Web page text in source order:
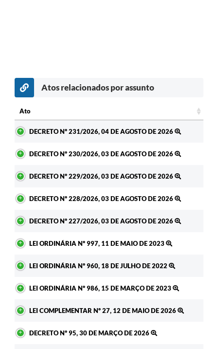
Atos relacionados por assunto
Ato
DECRETO Nº 231/2026, 04 DE AGOSTO DE 2026
DECRETO Nº 230/2026, 03 DE AGOSTO DE 2026
DECRETO Nº 229/2026, 03 DE AGOSTO DE 2026
DECRETO Nº 228/2026, 03 DE AGOSTO DE 2026
DECRETO Nº 227/2026, 03 DE AGOSTO DE 2026
LEI ORDINÁRIA Nº 997, 11 DE MAIO DE 2023
LEI ORDINÁRIA Nº 960, 18 DE JULHO DE 2022
LEI ORDINÁRIA Nº 986, 15 DE MARÇO DE 2023
LEI COMPLEMENTAR Nº 27, 12 DE MAIO DE 2026
DECRETO Nº 95, 30 DE MARÇO DE 2026